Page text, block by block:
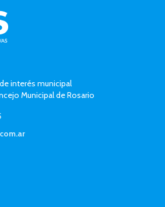
interés municipal
Municipal de Rosario